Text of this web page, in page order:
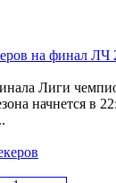
на финал ЛЧ
Лиги
начнется в